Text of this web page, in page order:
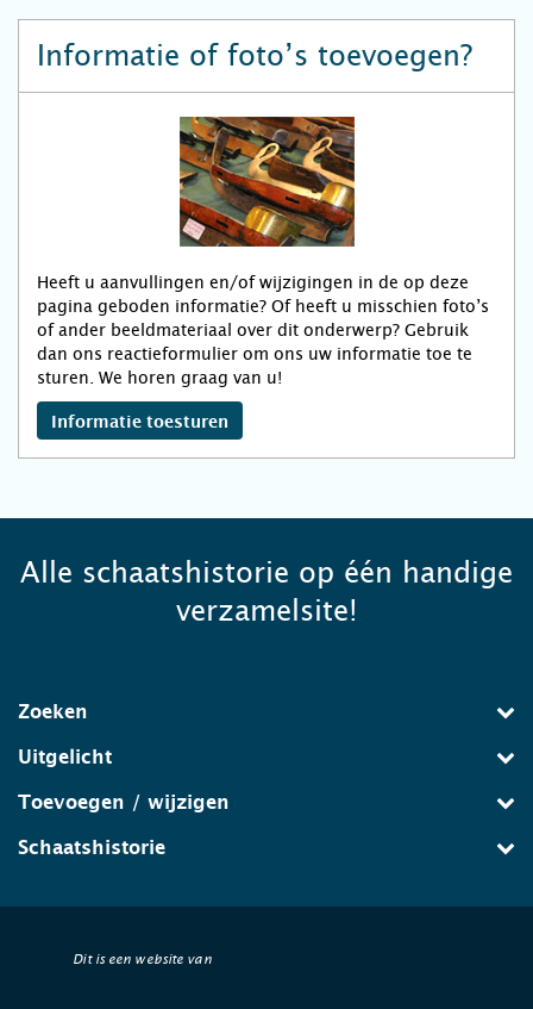
Informatie of foto’s toevoegen?
Heeft u aanvullingen en/of wijzigingen in de op deze
pagina geboden informatie? Of heeft u misschien foto’s
of ander beeldmateriaal over dit onderwerp? Gebruik
dan ons reactieformulier om ons uw informatie toe te
sturen. We horen graag van u!
Informatie toesturen
Alle schaatshistorie op één handige
verzamelsite!
Zoeken
Uitgelicht
Toevoegen / wijzigen
Schaatshistorie
Dit is een website van